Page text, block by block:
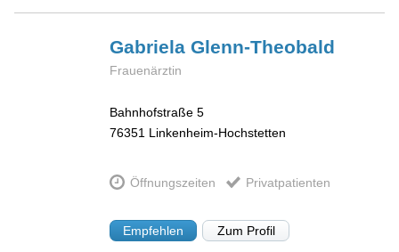
GabrielaGlenn-Theobald
Frauenärztin
Bahnhofstraße 5
76351 Linkenheim-Hochstetten
Öffnungszeiten Privatpatienten
Empfehlen Zum Profil